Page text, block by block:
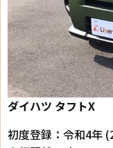
ダイハツ タフトX
初度登録：令和4年